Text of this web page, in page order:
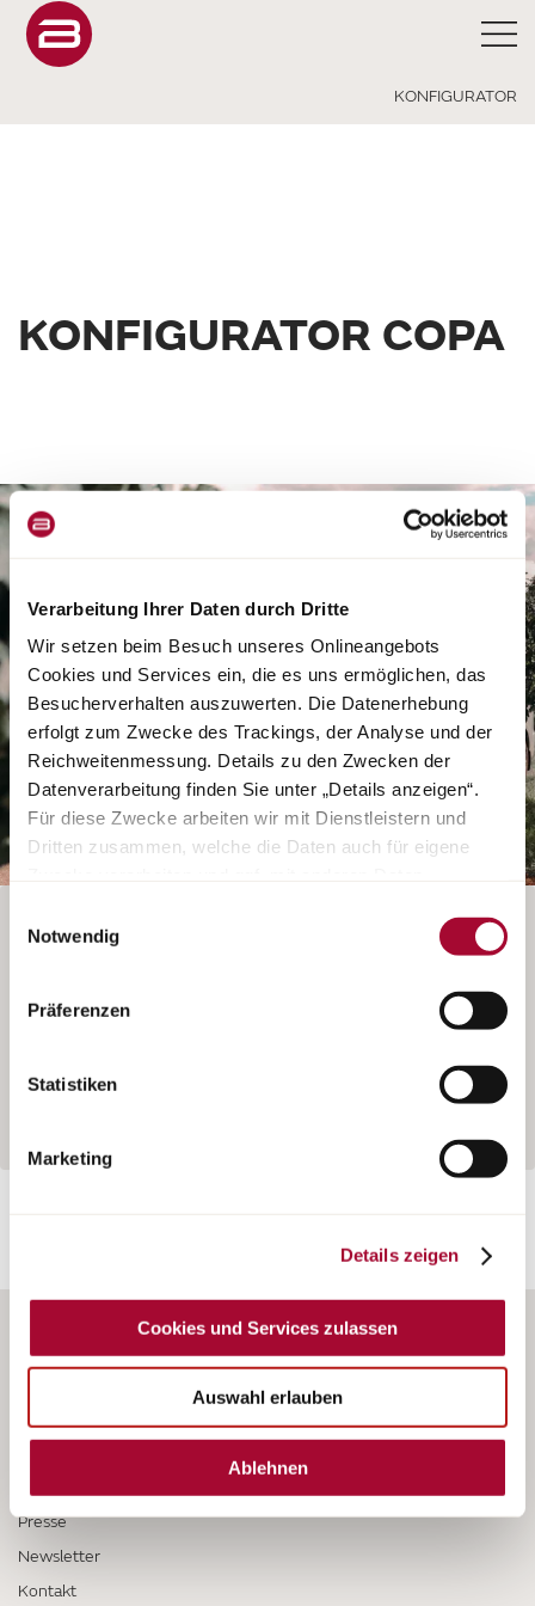
Verarbeitung Ihrer Daten durch Dritte
Wir setzen beim Besuch unseres Onlineangebots
Cookies und Services ein, die es uns ermöglichen, das
Besucherverhalten auszuwerten. Die Datenerhebung
erfolgt zum Zwecke des Trackings, der Analyse und der
Reichweitenmessung. Details zu den Zwecken der
Datenverarbeitung finden Sie unter „Details anzeigen“.
Für diese Zwecke arbeiten wir mit Dienstleistern und
Dritten zusammen, welche die Daten auch für eigene
„Cookies und Services zulassen“ oder durch Auswählen
einzelner Cookies und Services in der Detailansicht
geben Sie Ihre Einwilligung zur Verarbeitung Ihrer Daten
zu den jeweiligen Zwecken. Sie ist freiwillig, für die
widerruflich für die Zukunft durch Anklicken der
Weitere
Notwendig
Präferenzen
Statistiken
Marketing
Details zeigen
Cookies und Services zulassen
Auswahl erlauben
Ablehnen
KONFIGURATOR
KONFIGURATOR COPA
FAHRZEUG DIREKT BEIM HÄNDLER ANSCHAUEN
Der Konfigurator für diese Baureihe ist leider nicht
mehr verfügbar. Wenden Sie sich gerne direkt an Ihren
Modelle aus dieser Baureihe im Detail zu erkunden.
Presse
Newsletter
Kontakt